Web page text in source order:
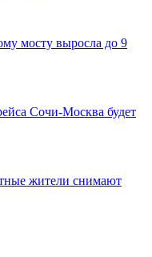
мосту выросла до 9
Сочи-Москва будет
жители снимают